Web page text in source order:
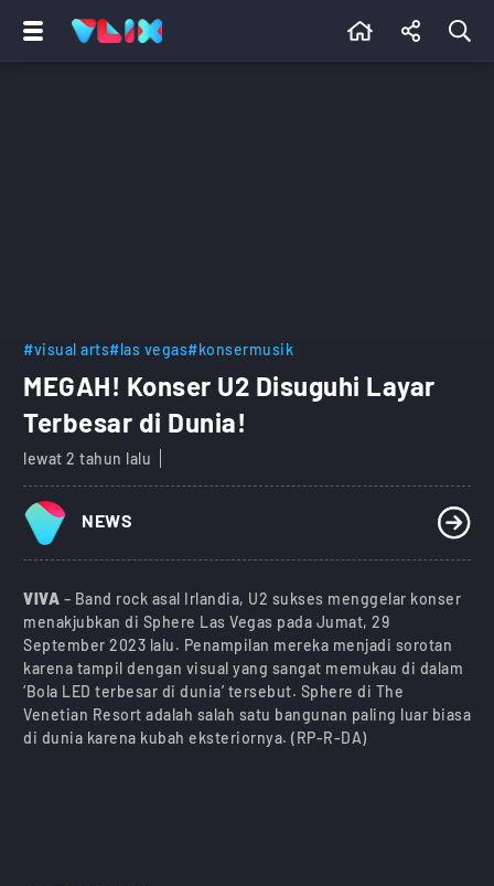
#visual arts#las vegas#konsermusik
MEGAH! Konser U2 Disuguhi Layar
Terbesar di Dunia!
lewat 2 tahun lalu
NEWS
VIVA – Band rock asal Irlandia, U2 sukses menggelar konser
menakjubkan di Sphere Las Vegas pada Jumat, 29
September 2023 lalu. Penampilan mereka menjadi sorotan
karena tampil dengan visual yang sangat memukau di dalam
‘Bola LED terbesar di dunia’ tersebut. Sphere di The
Venetian Resort adalah salah satu bangunan paling luar biasa
di dunia karena kubah eksteriornya. (RP-R-DA)